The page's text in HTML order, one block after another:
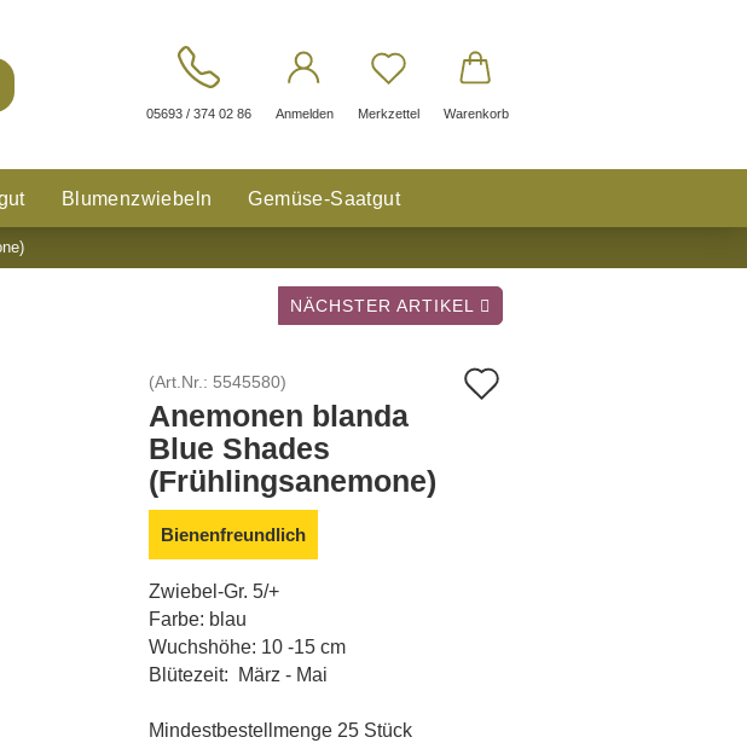
05693 / 374 02 86 Anmelden Merkzettel Warenkorb
Blumenzwiebeln Gemüse-Saatgut
NÄCHSTER ARTIKEL
(Art.Nr.: 5545580)
Anemonen blanda
Blue Shades
(Frühlingsanemone)
Bienenfreundlich
Zwiebel-Gr. 5/+
Farbe: blau
Wuchshöhe: 10 -15 cm
Blütezeit: März - Mai
Mindestbestellmenge 25 Stück